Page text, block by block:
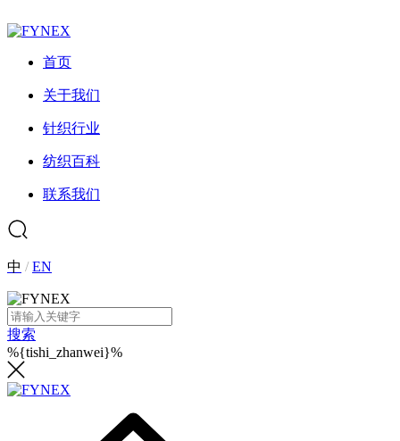
首页
关于我们
针织行业
纺织百科
联系我们
中 /EN
搜索
%{tishi_zhanwei}%